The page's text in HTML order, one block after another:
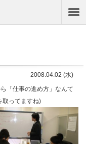
2008.04.02 (水)
「仕事の進め方」なんて
取ってますね)